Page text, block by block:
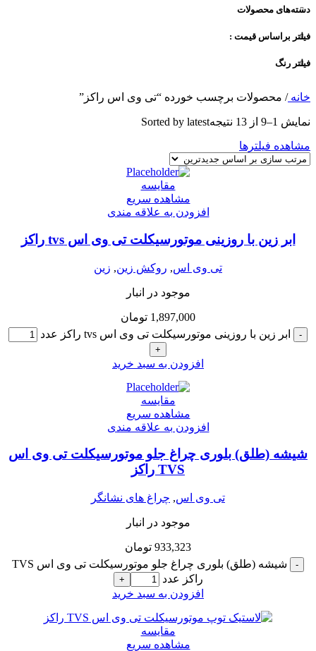
دسته‌های محصولات
فیلتر براساس قیمت :
فیلتر رنگ
خانه/ محصولات برچسب خورده “تی وی اس راکز”
نمایش 1–9 از 13 نتیجه
Sorted by latest
مشاهده فیلترها
مقایسه
مشاهده سریع
افزودن به علاقه مندی
ابر زین با روزینی موتورسیکلت تی وی اس tvs راکز
تی وی اس, روکش زین, زین
موجود در انبار
1,897,000 تومان
- ابر زین با روزینی موتورسیکلت تی وی اس tvs راکز عدد
+
افزودن به سبد خرید
مقایسه
مشاهده سریع
افزودن به علاقه مندی
شیشه (طلق) بلوری چراغ جلو موتورسیکلت تی وی اس
TVS راکز
تی وی اس, چراغ های نشانگر
موجود در انبار
933,323 تومان
-
شیشه (طلق) بلوری چراغ جلو موتورسیکلت تی وی اس TVS
راکز عدد
+
افزودن به سبد خرید
مقایسه
مشاهده سریع